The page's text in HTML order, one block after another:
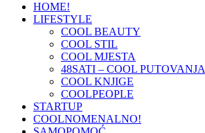
HOME!
LIFESTYLE
COOL BEAUTY
COOL STIL
COOL MJESTA
48SATI – COOL PUTOVANJA
COOL KNJIGE
COOLPEOPLE
STARTUP
COOLNOMENALNO!